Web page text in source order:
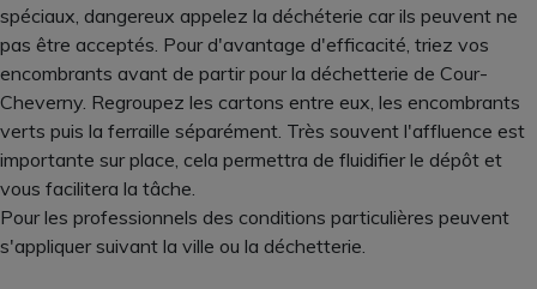
spéciaux, dangereux appelez la déchéterie car ils peuvent ne
pas être acceptés. Pour d'avantage d'efficacité, triez vos
encombrants avant de partir pour la déchetterie de Cour-
Cheverny. Regroupez les cartons entre eux, les encombrants
verts puis la ferraille séparément. Très souvent l'affluence est
importante sur place, cela permettra de fluidifier le dépôt et
vous facilitera la tâche.
Pour les professionnels des conditions particulières peuvent
s'appliquer suivant la ville ou la déchetterie.